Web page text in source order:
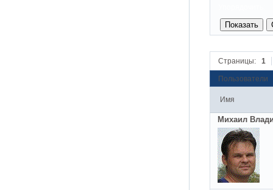
Страницы: 1
Пользователи
Имя
Михаил